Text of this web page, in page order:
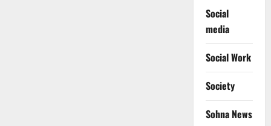
Social
media
Social Work
Society
Sohna News